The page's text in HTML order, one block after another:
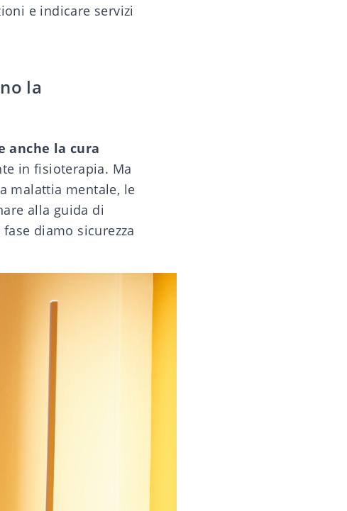
e indicare servizi
la
anche la cura
in fisioterapia. Ma
malattia mentale, le
alla guida di
diamo sicurezza